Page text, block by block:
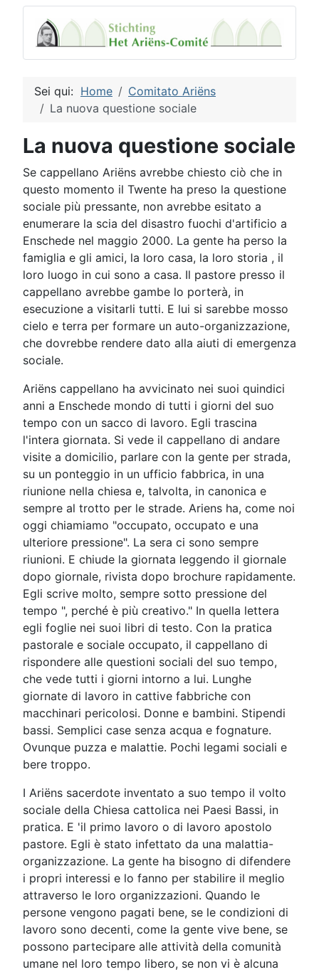
Sei qui: Home
Comitato Ariëns
La nuova questione sociale
La nuova questione sociale
Se cappellano Ariëns avrebbe chiesto ciò che in
questo momento il Twente ha preso la questione
sociale più pressante, non avrebbe esitato a
enumerare la scia del disastro fuochi d'artificio a
Enschede nel maggio 2000. La gente ha perso la
famiglia e gli amici, la loro casa, la loro storia , il
loro luogo in cui sono a casa. Il pastore presso il
cappellano avrebbe gambe lo porterà, in
esecuzione a visitarli tutti. E lui si sarebbe mosso
cielo e terra per formare un auto-organizzazione,
che dovrebbe rendere dato alla aiuti di emergenza
sociale.
Ariëns cappellano ha avvicinato nei suoi quindici
anni a Enschede mondo di tutti i giorni del suo
tempo con un sacco di lavoro. Egli trascina
l'intera giornata. Si vede il cappellano di andare
visite a domicilio, parlare con la gente per strada,
su un ponteggio in un ufficio fabbrica, in una
riunione nella chiesa e, talvolta, in canonica e
sempre al trotto per le strade. Ariens ha, come noi
oggi chiamiamo "occupato, occupato e una
ulteriore pressione". La sera ci sono sempre
riunioni. E chiude la giornata leggendo il giornale
dopo giornale, rivista dopo brochure rapidamente.
Egli scrive molto, sempre sotto pressione del
tempo ", perché è più creativo." In quella lettera
egli foglie nei suoi libri di testo. Con la pratica
pastorale e sociale occupato, il cappellano di
rispondere alle questioni sociali del suo tempo,
che vede tutti i giorni intorno a lui. Lunghe
giornate di lavoro in cattive fabbriche con
macchinari pericolosi. Donne e bambini. Stipendi
bassi. Semplici case senza acqua e fognature.
Ovunque puzza e malattie. Pochi legami sociali e
bere troppo.
I Ariëns sacerdote inventato a suo tempo il volto
sociale della Chiesa cattolica nei Paesi Bassi, in
pratica. E 'il primo lavoro o di lavoro apostolo
pastore. Egli è stato infettato da una malattia-
organizzazione. La gente ha bisogno di difendere
i propri interessi e lo fanno per stabilire il meglio
attraverso le loro organizzazioni. Quando le
persone vengono pagati bene, se le condizioni di
lavoro sono decenti, come la gente vive bene, se
possono partecipare alle attività della comunità
umane nel loro tempo libero, se non vi è alcuna